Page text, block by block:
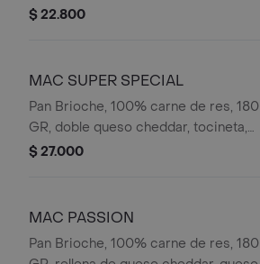
caramelizada, papas chips, salsa de la
$ 22.800
MAC SUPER SPECIAL
Pan Brioche, 100% carne de res, 180
GR, doble queso cheddar, tocineta,
cebolla caramelizada, salsa de la casa
$ 27.000
MAC PASSION
Pan Brioche, 100% carne de res, 180